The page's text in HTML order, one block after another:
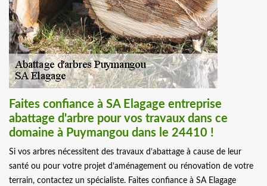
Faites confiance à SA Elagage entreprise
abattage d'arbre pour vos travaux dans ce
domaine à Puymangou dans le 24410 !
Si vos arbres nécessitent des travaux d’abattage à cause de leur
santé ou pour votre projet d’aménagement ou rénovation de votre
terrain, contactez un spécialiste. Faites confiance à SA Elagage